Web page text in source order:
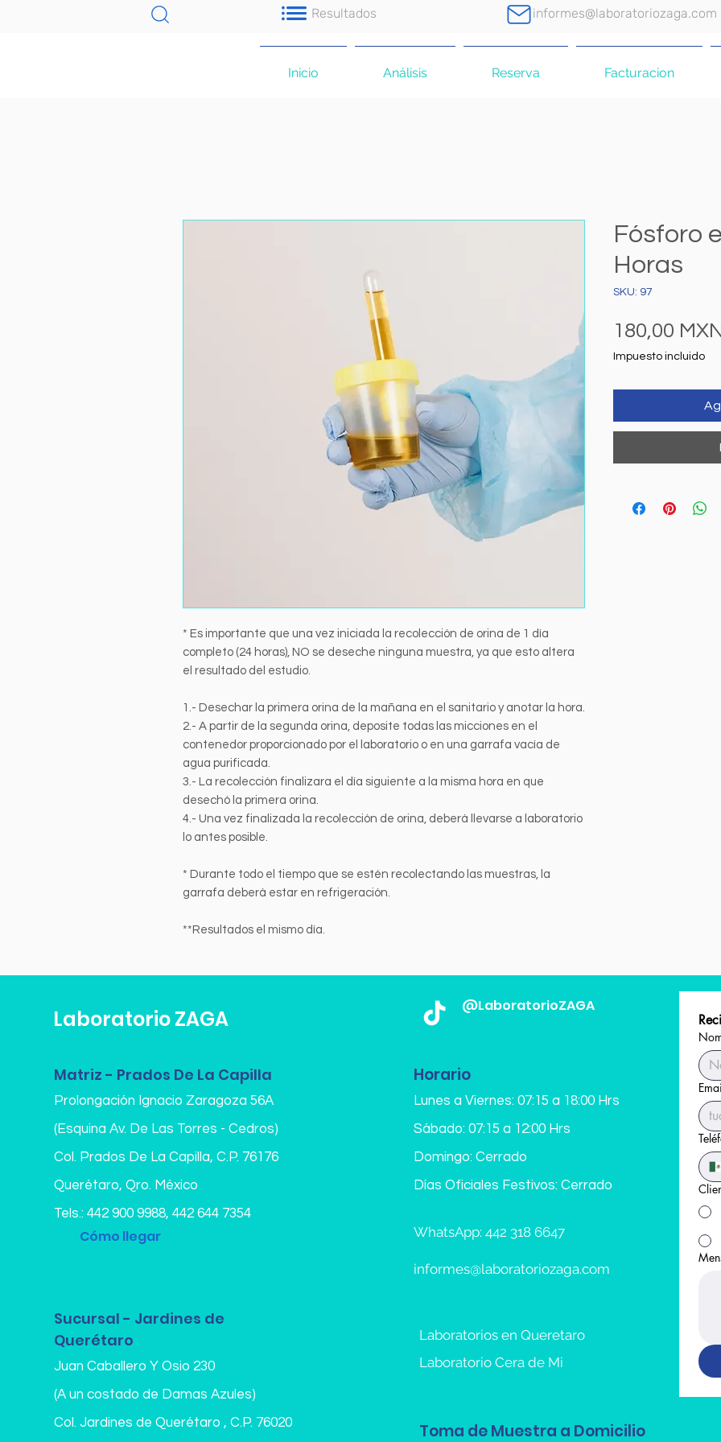
Resultados informes@laboratoriozaga.com
Inicio Análisis Reserva Facturacion
* Es importante que una vez iniciada la recolección de orina de 1 día
completo (24 horas), NO se deseche ninguna muestra, ya que esto altera
el resultado del estudio.
1.- Desechar la primera orina de la mañana en el sanitario y anotar la hora.
2.- A partir de la segunda orina, deposite todas las micciones en el
contenedor proporcionado por el laboratorio o en una garrafa vacía de
agua purificada.
3.- La recolección finalizara el día siguiente a la misma hora en que
desechó la primera orina.
4.- Una vez finalizada la recolección de orina, deberá llevarse a laboratorio
lo antes posible.
* Durante todo el tiempo que se estén recolectando las muestras, la
garrafa deberá estar en refrigeración.
**Resultados el mismo día.
Fósforo
Horas
SKU: 97
180,00
Impuesto incluido
Laboratorio ZAGA
Matriz - Prados De La Capilla
Prolongación Ignacio Zaragoza 56A
(Esquina Av. De Las Torres - Cedros)
Col. Prados De La Capilla, C.P. 76176
Querétaro, Qro. México
Tels.: 442 900 9988, 442 644 7354
Cómo llegar
Sucursal - Jardines de
Querétaro
Juan Caballero Y Osio 230
(A un costado de Damas Azules)
Col. Jardines de Querétaro , C.P. 76020
Horario
Lunes a Viernes: 07:15 a 18:00 Hrs
Sábado: 07:15 a 12:00 Hrs
Domingo: Cerrado
Días Oficiales Festivos: Cerrado
WhatsApp: 442 318 6647
informes@laboratoriozaga.com
Laboratorios en Queretaro
Laboratorio Cera de Mi
Toma de Muestra a Domicilio
@LaboratorioZAGA